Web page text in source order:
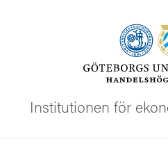
Institutionen för